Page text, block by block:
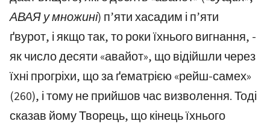
АВАЯ у множині) п’яти хасадим і п’яти
ґвурот, і якщо так, то роки їхнього вигнання, -
як число десяти «авайот», що відійшли через
їхні прогріхи, що за ґематрією «рейш-самех»
(260), і тому не прийшов час визволення. Тоді
сказав йому Творець, що кінець їхнього